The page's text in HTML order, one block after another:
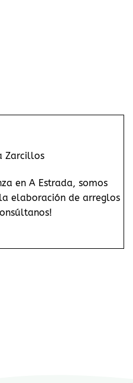
Zarcillos
en A Estrada, somos
elaboración de arreglos